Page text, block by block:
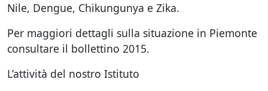
Nile, Dengue, Chikungunya e Zika.
Per maggiori dettagli sulla situazione in Piemonte
consultare il bollettino 2015.
L’attività del nostro Istituto